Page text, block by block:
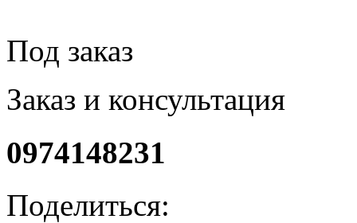
Под заказ
Заказ и консультация
0974148231
Поделиться: